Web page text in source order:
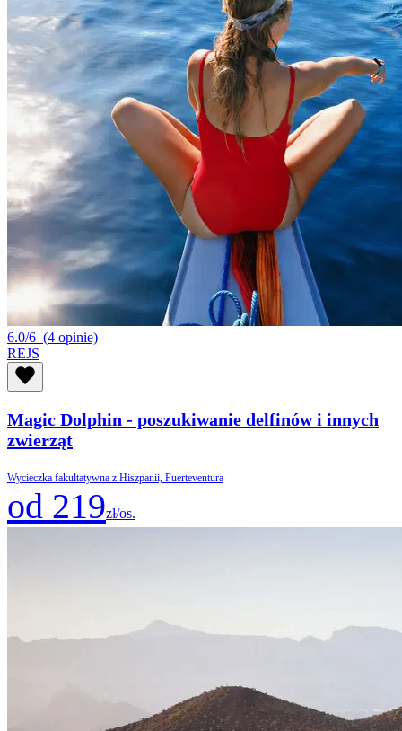
6.0/6 (4 opinie)
REJS
Magic Dolphin - poszukiwanie delfinów i innych
zwierząt
Wycieczka fakultatywna z Hiszpanii, Fuerteventura
od 219zł/os.